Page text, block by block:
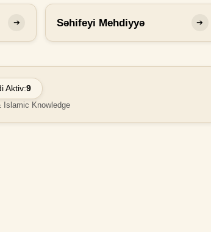
➔ Səhifeyi Mehdiyyə ➔
Aktiv:9
Knowledge